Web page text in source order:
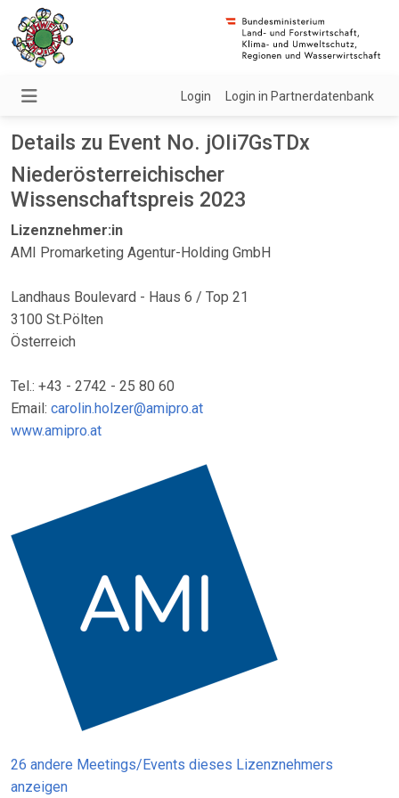
Login Login in Partnerdatenbank
Details zu Event No. jOIi7GsTDx
Niederösterreichischer
Wissenschaftspreis 2023
Lizenznehmer:in
AMI Promarketing Agentur-Holding GmbH
Landhaus Boulevard - Haus 6 / Top 21
3100 St.Pölten
Österreich
Tel.: +43 - 2742 - 25 80 60
Email: carolin.holzer@amipro.at
www.amipro.at
26 andere Meetings/Events dieses Lizenznehmers
anzeigen